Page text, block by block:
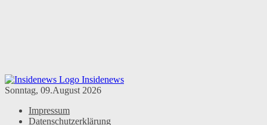
Insidenews
Sonntag, 09.August 2026
Impressum
Datenschutzerklärung